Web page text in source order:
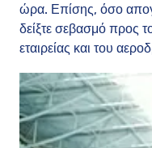
ώρα. Επίσης, όσο
δείξτε σεβασμό προς
εταιρείας και του